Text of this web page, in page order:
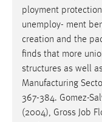
ployment
unemploy- ment
creation and the
finds that more
structures as well
Manufacturing
367-384. Gomez-
(2004), Gross Job